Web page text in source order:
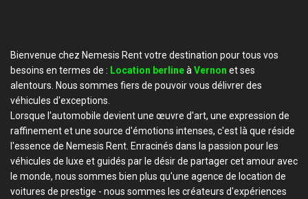
Bienvenue chez Nemesis Rent votre destination pour tous vos
besoins en termes de : Location berlineà Vernon et ses
alentours. Nous sommes fiers de pouvoir vous délivrer des
véhicules d'exceptions.
Lorsque l'automobile devient une œuvre d'art, une expression de
raffinement et une source d'émotions intenses, c'est là que réside
l'essence de Nemesis Rent. Enracinés dans la passion pour les
véhicules de luxe et guidés par le désir de partager cet amour avec
le monde, nous sommes bien plus qu'une agence de location de
voitures de prestige - nous sommes les créateurs d'expériences